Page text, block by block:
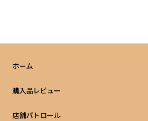
ホーム
購入品レビュー
店舗パトロール